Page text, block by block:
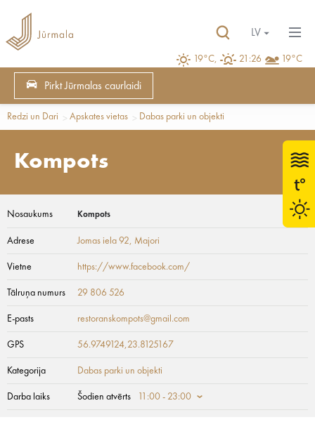
19°C, 21:26 19°C
LV
Pirkt Jūrmalas caurlaidi
Redzi un Dari Apskates vietas Dabas parki un objekti
Kompots
Nosaukums Kompots
Adrese Jomas iela 92, Majori
Vietne https://www.facebook.com/
Tālruņa numurs 29 806 526
E-pasts restoranskompots@gmail.com
GPS 56.9749124,23.8125167
Kategorija Dabas parki un objekti
Darba laiks Šodien atvērts 11:00 - 23:00